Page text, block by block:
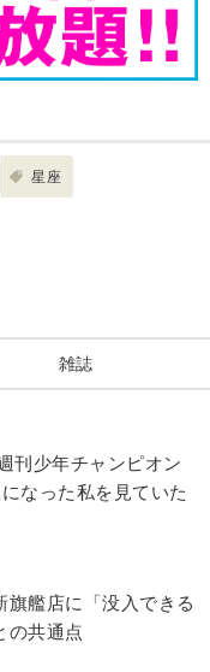
星座
雑誌
刊少年チャンピオン
なった私を見ていた
艦店に「没入できる
共通点